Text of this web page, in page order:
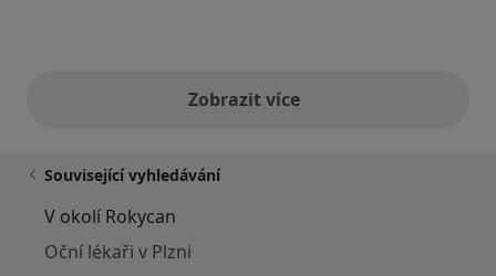
Zobrazit vícevýše uvedené názory
Související vyhledávání
V okolí Rokycan
Oční lékaři v Plzni